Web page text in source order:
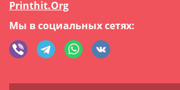
Printhit.Org
Мы в социальных сетях: